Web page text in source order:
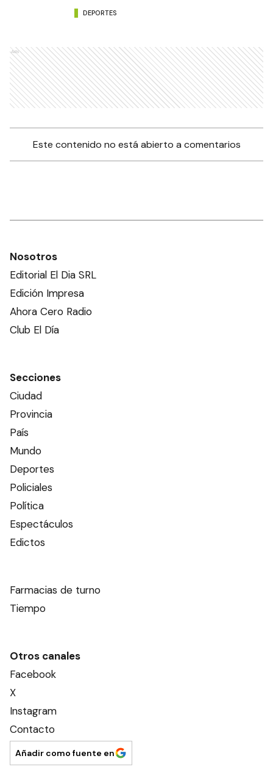
DEPORTES
Ads
Este contenido no está abierto a comentarios
Nosotros
Editorial El Dia SRL
Edición Impresa
Ahora Cero Radio
Club El Día
Secciones
Ciudad
Provincia
País
Mundo
Deportes
Policiales
Política
Espectáculos
Edictos
Farmacias de turno
Tiempo
Otros canales
Facebook
X
Instagram
Contacto
Añadir como fuente en